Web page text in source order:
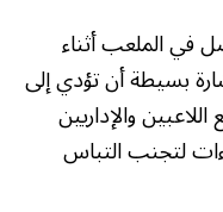
في الملعب أثناء
بسيطة أن تؤدي إلى
والإداريين
لتجنب التباس